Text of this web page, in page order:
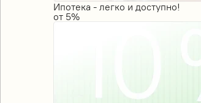
Ипотека - легко и доступно!
от 5%